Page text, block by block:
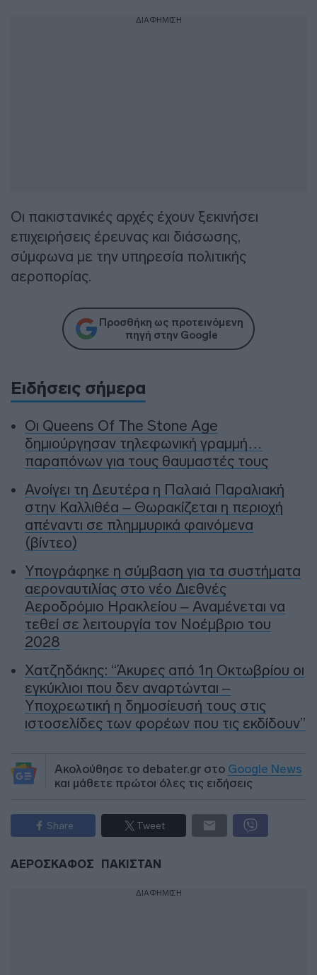
ΔΙΑΦΗΜΙΣΗ
Οι πακιστανικές αρχές έχουν ξεκινήσει
επιχειρήσεις έρευνας και διάσωσης,
σύμφωνα με την υπηρεσία πολιτικής
αεροπορίας.
Προσθήκη ως προτεινόμενη
πηγή στην Google
Ειδήσεις σήμερα
Οι Queens Of The Stone Age
δημιούργησαν τηλεφωνική γραμμή…
παραπόνων για τους θαυμαστές τους
Ανοίγει τη Δευτέρα η Παλαιά Παραλιακή
στην Καλλιθέα – Θωρακίζεται η περιοχή
απέναντι σε πλημμυρικά φαινόμενα
(βίντεο)
Υπογράφηκε η σύμβαση για τα συστήματα
αεροναυτιλίας στο νέο Διεθνές
Αεροδρόμιο Ηρακλείου – Αναμένεται να
τεθεί σε λειτουργία τον Νοέμβριο του
2028
Χατζηδάκης: “Άκυρες από 1η Οκτωβρίου οι
εγκύκλιοι που δεν αναρτώνται –
Υποχρεωτική η δημοσίευσή τους στις
ιστοσελίδες των φορέων που τις εκδίδουν”
Ακολούθησε το debater.gr στο Google News
και μάθετε πρώτοι όλες τις ειδήσεις
Share Tweet
ΑΕΡΟΣΚΑΦΟΣ ΠΑΚΙΣΤΑΝ
ΔΙΑΦΗΜΙΣΗ